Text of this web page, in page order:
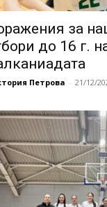
за
до 16 г.
Петрова - 21/12/